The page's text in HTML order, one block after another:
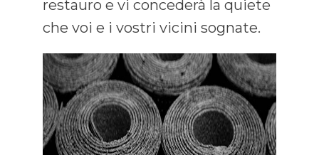
restauro e vi concederà la quiete
che voi e i vostri vicini sognate.